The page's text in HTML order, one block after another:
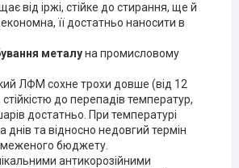
від іржі, стійке до стирання, ще й
її достатньо наносити в
металуна промисловому
ЛФМ сохне трохи довше (від 12
до перепадів температур,
достатньо. При температурі
та відносно недовгий термін
бюджету.
антикорозійними